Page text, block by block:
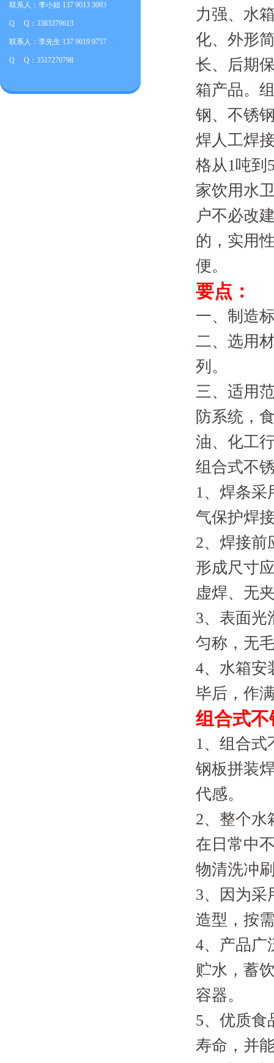
联系人：李小姐 137 9013 3093
Q Q：3383379613
联系人：李先生 137 9019 9757
Q Q：3517270798
力强、水
化、外形
长、后期
箱产品。
钢、不锈
焊人工焊
格从1吨到
家饮用水
户不必改
的，实用
便。
要点：
一、制造
二、选用
列。
三、适用
防系统，
油、化工
组合式不
1、焊条采
气保护焊
2、焊接前
形成尺寸
虚焊、无
3、表面光
匀称，无
4、水箱安
毕后，作
组合式
1、组合式
钢板拼装
代感。
2、整个水
在日常中
物清洗冲
3、因为采
造型，按
4、产品广
贮水，蓄
容器。
5、优质食
寿命，并